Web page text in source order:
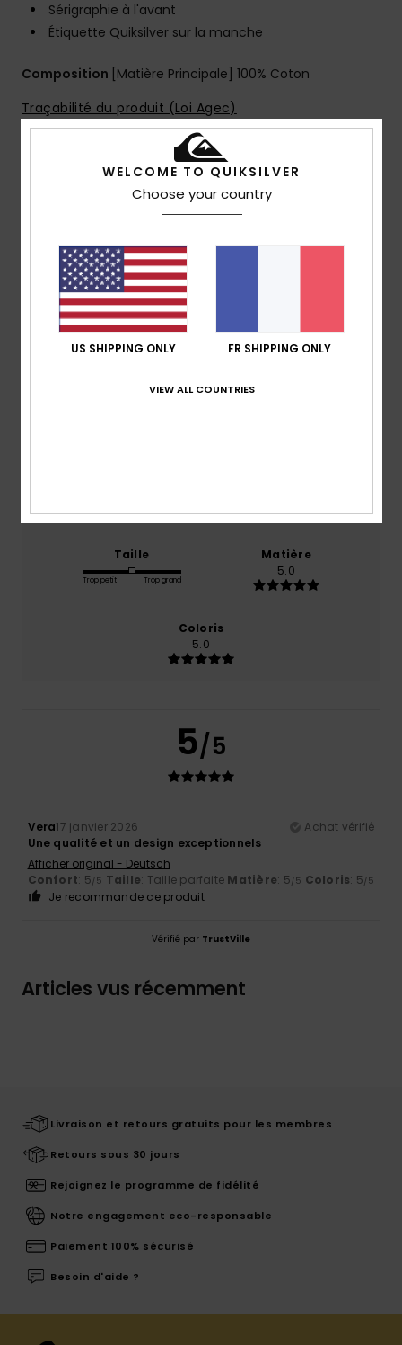
Sérigraphie à l'avant
Étiquette Quiksilver sur la manche
Composition [Matière Principale] 100% Coton
Traçabilité du produit (Loi Agec)
Livraison & Retours
Avis clients
Note moyenne
5.0
Taille
Trop petit Trop grand
Matière
5.0
Coloris
5.0
5/5
Vera17 janvier 2026
Achat vérifié
Une qualité et un design exceptionnels
Afficher original - Deutsch
Confort: 5/5 Taille: Taille parfaite Matière: 5/5 Coloris: 5/5
Je recommande ce produit
Vérifié par TrustVille
Articles vus récemment
Livraison et retours gratuits pour les membres
Retours sous 30 jours
Rejoignez le programme de fidélité
Notre engagement eco-responsable
Paiement 100% sécurisé
Besoin d'aide ?
WELCOME TO QUIKSILVER
Choose your country
US SHIPPING ONLY FR SHIPPING ONLY
VIEW ALL COUNTRIES